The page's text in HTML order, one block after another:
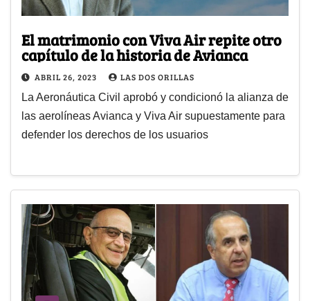
El matrimonio con Viva Air repite otro
capítulo de la historia de Avianca
ABRIL 26, 2023 LAS DOS ORILLAS
La Aeronáutica Civil aprobó y condicionó la alianza de
las aerolíneas Avianca y Viva Air supuestamente para
defender los derechos de los usuarios